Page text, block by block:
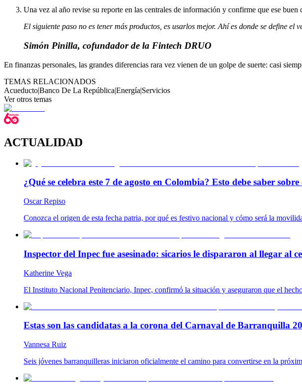
Una vez al año revise su reporte en las centrales de información y confirme que ese
El siguiente paso no es tener más productos, es usarlos mejor. Ahí es donde se define el
Simón Pinilla, cofundador de la Fintech DRUO
En finanzas personales, las grandes diferencias rara vez vienen de un golpe de suerte: casi
TEMAS RELACIONADOS
Acueducto|Banco De La República|Energía|Servicios
Ver otros temas
ACTUALIDAD
¿Qué se celebra este 7 de agosto en Colombia? Esto debe saber
Oscar Repiso
Conozca el origen de esta fecha patria, por qué es festivo nacional y cómo será la
Inspector del Inpec fue asesinado: sicarios le dispararon al llegar al
Katherine Vega
El Instituto Nacional Penitenciario, Inpec, confirmó la situación y aseguraron que el
Estas son las candidatas a la corona del Carnaval de Barranquilla
Vannesa Ruiz
Seis jóvenes barranquilleras iniciaron oficialmente el camino para convertirse en la